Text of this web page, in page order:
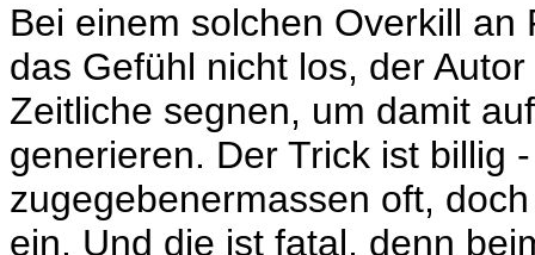
Bei einem solchen Overkill
das Gefühl nicht los, der
Zeitliche segnen, um damit
generieren. Der Trick ist billig
zugegebenermassen oft,
ein. Und die ist fatal, denn